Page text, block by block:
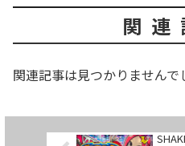
関連
関連記事は見つかりませんで